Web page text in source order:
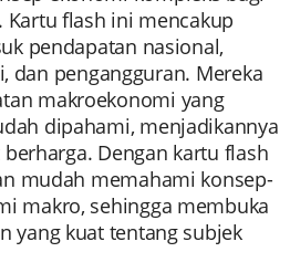
flash ini mencakup
pendapatan nasional,
dan pengangguran. Mereka
makroekonomi yang
dipahami, menjadikannya
Dengan kartu flash
mudah memahami konsep-
makro, sehingga membuka
yang kuat tentang subjek